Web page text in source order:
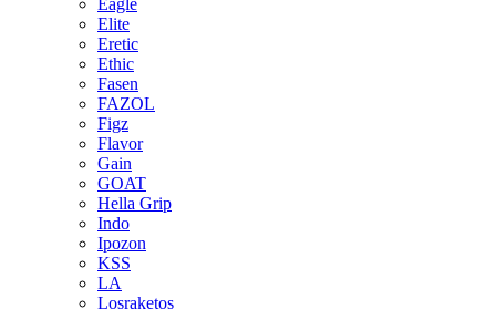
Eagle
Elite
Eretic
Ethic
Fasen
FAZOL
Figz
Flavor
Gain
GOAT
Hella Grip
Indo
Ipozon
KSS
LA
Losraketos